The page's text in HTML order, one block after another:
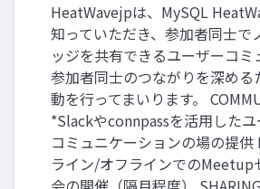
HeatWavejpは、MySQL
知っていただき、参加者同士で
ッジを共有できるユーザーコミ
参加者同士のつながりを深める
動を行ってまいります。
*Slackやconnpassを活用した
コミュニケーションの場の提供
ライン/オフラインでのMeetup